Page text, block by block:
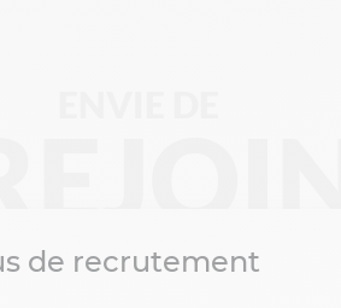
de recrutement